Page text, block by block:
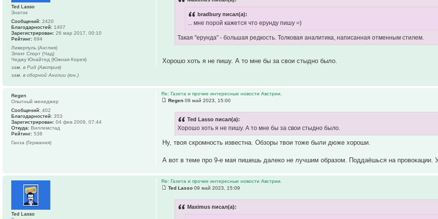
bradbury писал(а):
... мне порой кажется что ерунду пишу =)
Такая "ерунда" - большая редкость. Толковая аналитика, написанная отменным стилем.
Хорошо хоть я не пишу. А то мне бы за свои стыдно было.
Ted Lasso
Знаток
Сообщений: 2420
Благодарностей: 1407
Зарегистрирован: 26 мар 2017, 00:10
Рейтинг: 694
Ливерпуль (Англия)
Элект Спорт (Чад)
Чеджу Юнайтед (Южная Корея)
зам. в Рид (Австрия)
зам. в сборной Англии (юн.)
Re: Газета и прочие интересные новости Австрии.
Regen 09 май 2023, 15:00
Ted Lasso писал(а):
Хорошо хоть я не пишу. А то мне бы за свои стыдно было.
Ну, твоя скромность известна. Обзоры твои тоже были дюже хороши.
А вот в теме про 9-е мая пишешь далеко не лучшим образом. Поддаёшься на провокации.
Regen
Опытный менеджер
Сообщений: 402
Благодарностей: 353
Зарегистрирован: 04 фев 2009, 07:44
Откуда: Виллемстад
Рейтинг: 538
Ганза (Германия)
Re: Газета и прочие интересные новости Австрии.
Ted Lasso 09 май 2023, 15:09
Maximus писал(а):
Ted Lasso